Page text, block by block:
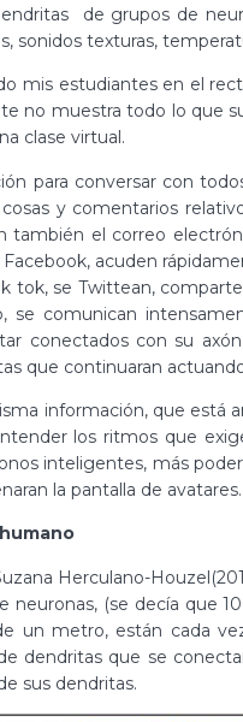
de grupos de
sonidos texturas,
mis estudiantes en el
no muestra todo lo que
clase virtual.
para conversar con
y comentarios
también el correo
acuden
tok, se Twittean,
se comunican
conectados con su
que continuaran
información, que está
los ritmos que
inteligentes, más
la pantalla de avatares.
Herculano-
(se decía que
un metro, están cada
dendritas que se
sus dendritas.